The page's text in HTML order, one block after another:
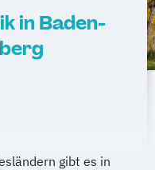
in Baden-
gibt es in